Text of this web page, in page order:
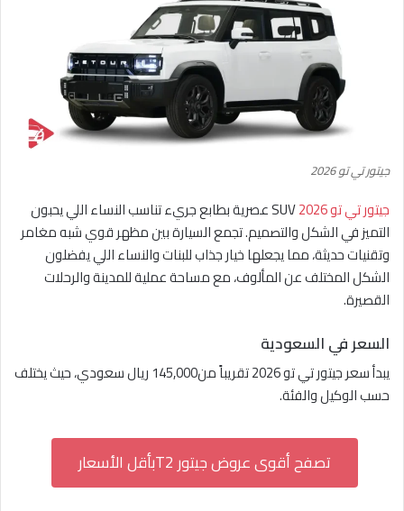
جيتور تي تو 2026
جيتور تي تو 2026
SUV عصرية بطابع جريء تناسب النساء اللي يحبون
التميز في الشكل والتصميم. تجمع السيارة بين مظهر قوي شبه مغامر
وتقنيات حديثة، مما يجعلها خيار جذاب للبنات والنساء اللي يفضلون
الشكل المختلف عن المألوف، مع مساحة عملية للمدينة والرحلات
القصيرة.
السعر في السعودية
يبدأ سعر جيتور تي تو 2026 تقريباً من145,000 ريال سعودي، حيث يختلف
حسب الوكيل والفئة.
تصفح أقوى عروض جيتور T2بأقل الأسعار